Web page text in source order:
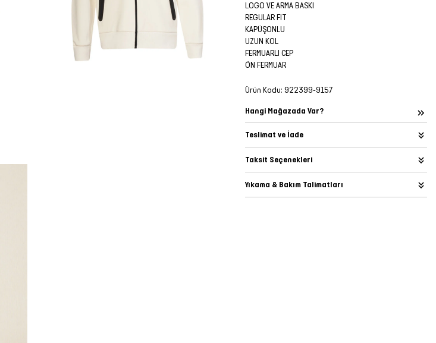
LOGO VE ARMA BASKI
REGULAR FIT
KAPÜŞONLU
UZUN KOL
FERMUARLI CEP
ÖN FERMUAR
Ürün Kodu: 922399-9157
Hangi Mağazada Var?
Teslimat ve İade
Taksit Seçenekleri
Yıkama & Bakım Talimatları